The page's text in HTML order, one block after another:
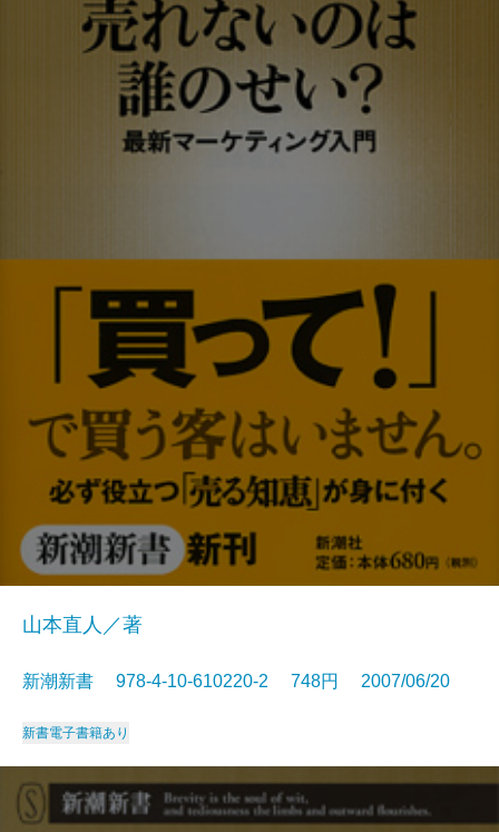
山本直人／著
新潮新書 978-4-10-610220-2 748円 2007/06/20
新書電子書籍あり